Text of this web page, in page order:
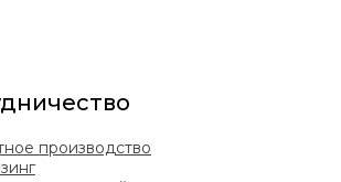
производство